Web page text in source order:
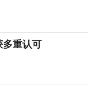
多重认可